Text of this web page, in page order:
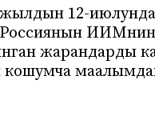
12-
жарандарды